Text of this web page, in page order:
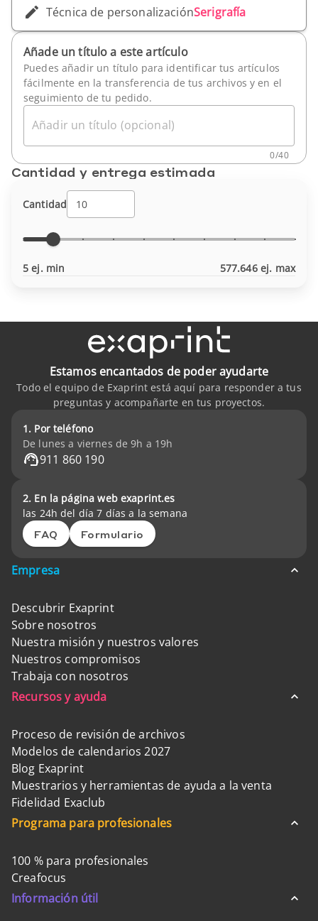
Técnica de personalizaciónSerigrafía
Añade un título a este artículo
Puedes añadir un título para identificar tus artículos
fácilmente en la transferencia de tus archivos y en el
seguimiento de tu pedido.
Añadir un título (opcional)
0/40
Cantidad y entrega estimada
Cantidad
5 ej. min 577.646 ej. max
Estamos encantados de poder ayudarte
Todo el equipo de Exaprint está aquí para responder a tus
preguntas y acompañarte en tus proyectos.
1. Por teléfono
De lunes a viernes de 9h a 19h
911 860 190
2. En la página web exaprint.es
las 24h del día 7 días a la semana
FAQ Formulario
Empresa
Descubrir Exaprint
Sobre nosotros
Nuestra misión y nuestros valores
Nuestros compromisos
Trabaja con nosotros
Recursos y ayuda
Proceso de revisión de archivos
Modelos de calendarios 2027
Blog Exaprint
Muestrarios y herramientas de ayuda a la venta
Fidelidad Exaclub
Programa para profesionales
100 % para profesionales
Creafocus
Información útil